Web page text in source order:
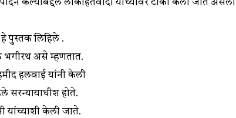
केल्याबद्दल लोकहितवादी यांच्यावर टीका केली जात असली
हे पुस्तक लिहिले .
भगीरथ असे म्हणतात.
हलवाई यांनी केली
सरन्यायाधीश होते.
यांच्याशी केली जाते.